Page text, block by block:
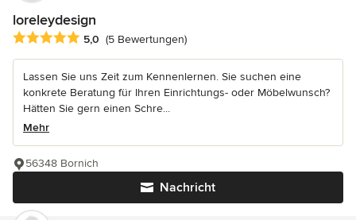
loreleydesign
Durchschnittliche Bewertung: 5 von 5 Sternen
5,0 (5 Bewertungen)
Lassen Sie uns Zeit zum Kennenlernen. Sie suchen eine
konkrete Beratung für Ihren Einrichtungs- oder Möbelwunsch?
Hätten Sie gern einen Schre...
Mehr
Nachricht
56348 Bornich